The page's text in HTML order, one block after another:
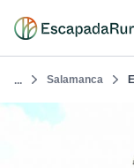
... Salamanca